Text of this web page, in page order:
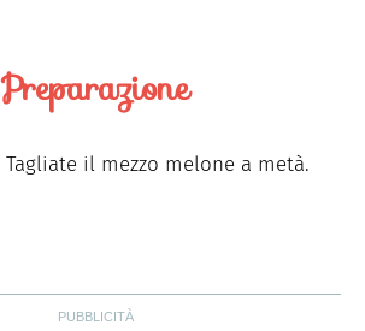
Preparazione
Tagliate il mezzo melone a metà.